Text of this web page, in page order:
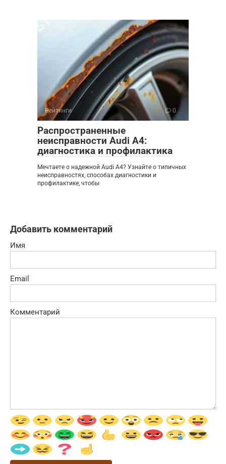
Рейтинги 0
Распространенные
неисправности Audi A4:
диагностика и профилактика
Мечтаете о надежной Audi A4? Узнайте о типичных
неисправностях, способах диагностики и
профилактике, чтобы
Добавить комментарий
Имя
Email
Комментарий